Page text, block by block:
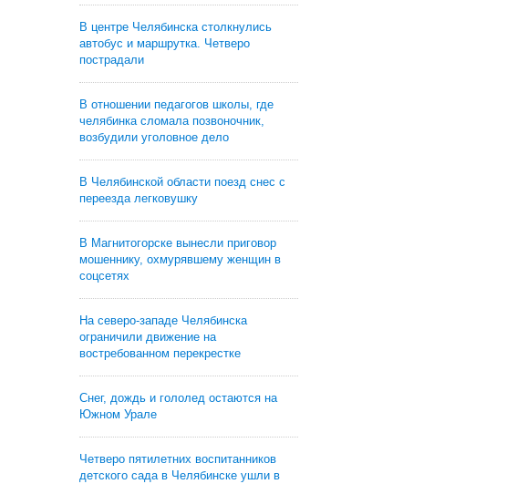
В центре Челябинска столкнулись
автобус и маршрутка. Четверо
пострадали
В отношении педагогов школы, где
челябинка сломала позвоночник,
возбудили уголовное дело
В Челябинской области поезд снес с
переезда легковушку
В Магнитогорске вынесли приговор
мошеннику, охмурявшему женщин в
соцсетях
На северо-западе Челябинска
ограничили движение на
востребованном перекрестке
Снег, дождь и гололед остаются на
Южном Урале
Четверо пятилетних воспитанников
детского сада в Челябинске ушли в